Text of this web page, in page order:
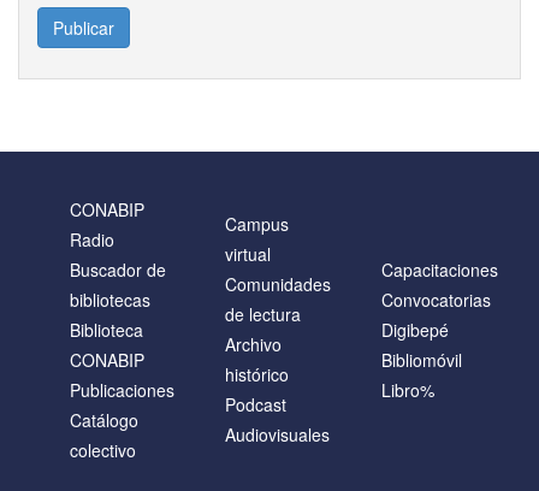
Publicar
CONABIP
Radio
Buscador de
bibliotecas
Biblioteca
CONABIP
Publicaciones
Catálogo
colectivo
Campus
virtual
Comunidades
de lectura
Archivo
histórico
Podcast
Audiovisuales
Capacitaciones
Convocatorias
Digibepé
Bibliomóvil
Libro%